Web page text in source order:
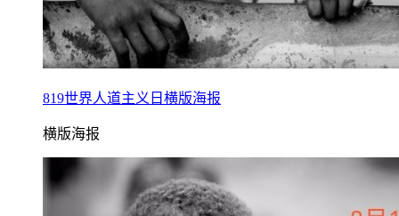
819世界人道主义日横版海报
横版海报